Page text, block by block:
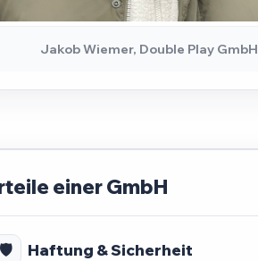
Jakob Wiemer, Double Play GmbH
einer GmbH
🛡️ Haftung & Sicherheit